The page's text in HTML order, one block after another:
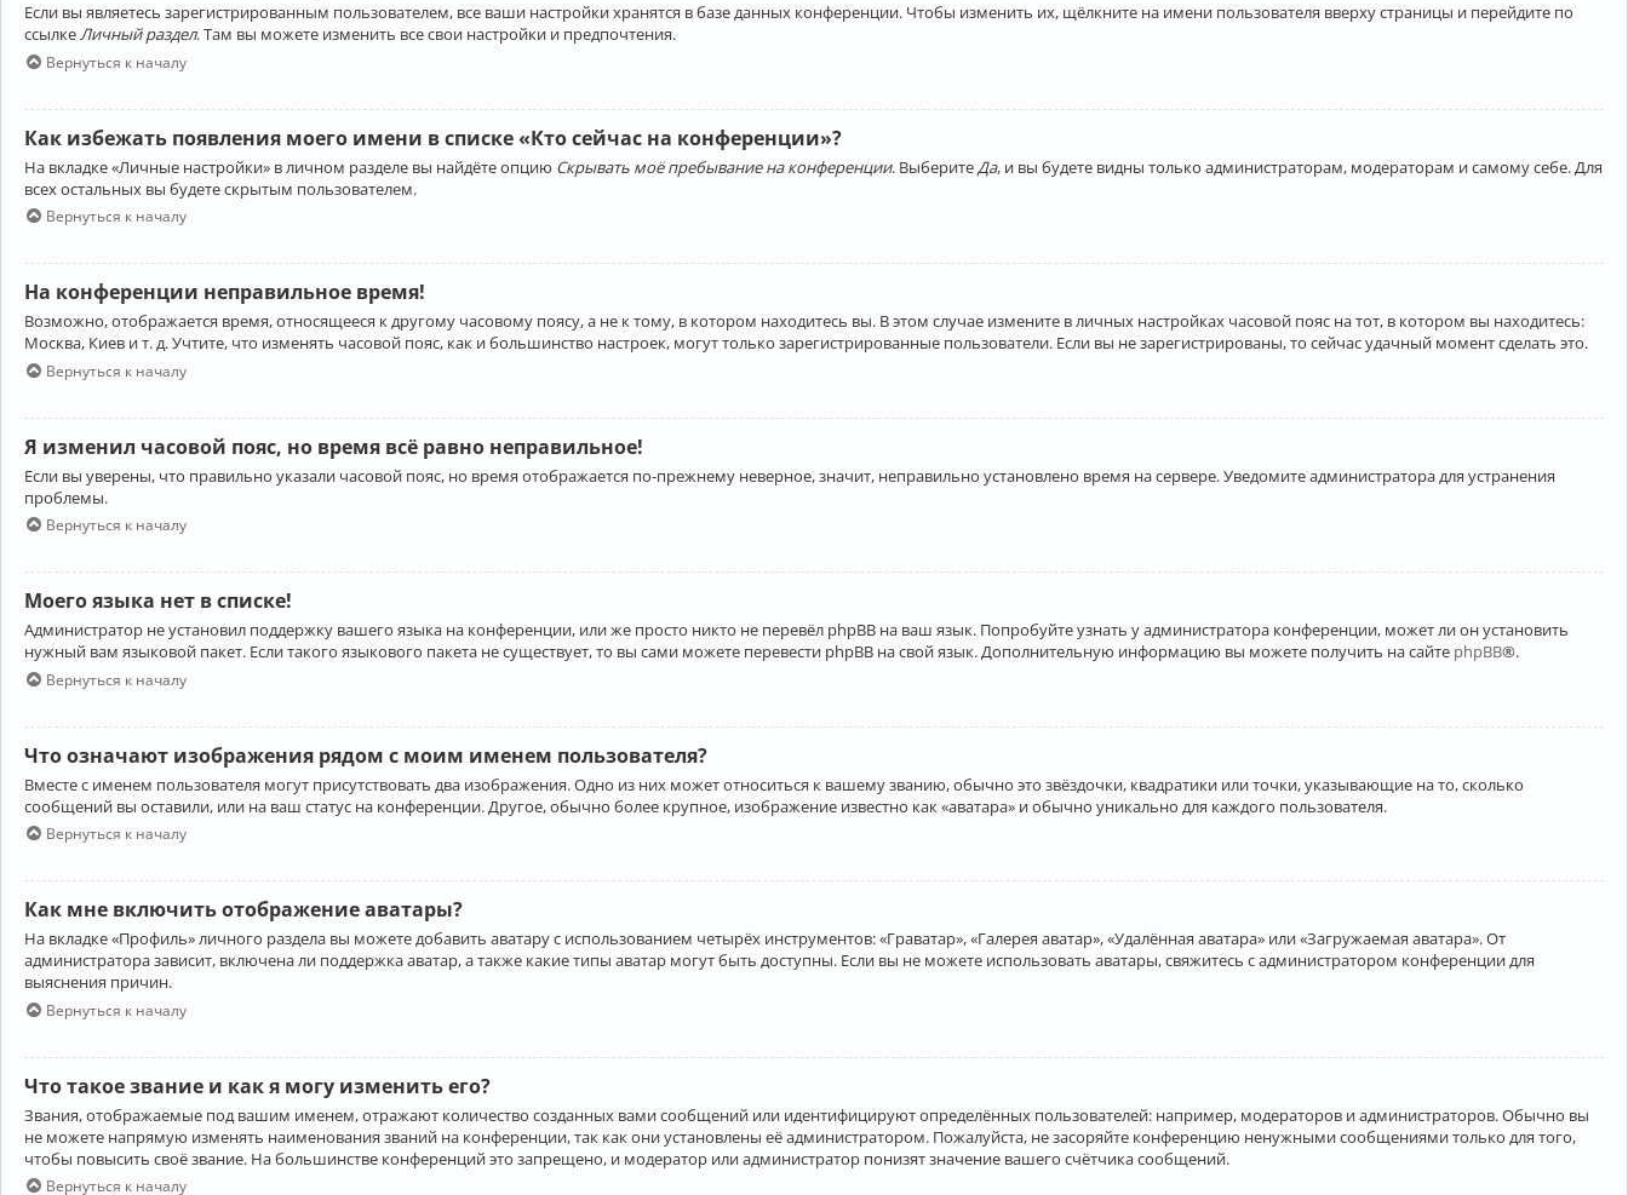
Если вы являетесь зарегистрированным пользователем, все ваши настройки хранятся в базе данных конференции. Чтобы изменить их, щёлкните на имени пользователя вверху страницы и перейдите по
ссылкеЛичный раздел. Там вы можете изменить все свои настройки и предпочтения.
Вернуться к началу
Как избежать появления моего имени в списке «Кто сейчас на конференции»?
На вкладке «Личные настройки» в личном разделе вы найдёте опцию Скрывать моё пребывание на конференции. Выберите Да, и вы будете видны только администраторам, модераторам и самому себе. Для
всех остальных вы будете скрытым пользователем.
Вернуться к началу
На конференции неправильное время!
Возможно, отображается время, относящееся к другому часовому поясу, а не к тому, в котором находитесь вы. В этом случае измените в личных настройках часовой пояс на тот, в котором вы находитесь:
Москва, Киев и т. д. Учтите, что изменять часовой пояс, как и большинство настроек, могут только зарегистрированные пользователи. Если вы не зарегистрированы, то сейчас удачный момент сделать это.
Вернуться к началу
Я изменил часовой пояс, но время всё равно неправильное!
Если вы уверены, что правильно указали часовой пояс, но время отображается по-прежнему неверное, значит, неправильно установлено время на сервере. Уведомите администратора для устранения
проблемы.
Вернуться к началу
Моего языка нет в списке!
Администратор не установил поддержку вашего языка на конференции, или же просто никто не перевёл phpBB на ваш язык. Попробуйте узнать у администратора конференции, может ли он установить
нужный вам языковой пакет. Если такого языкового пакета не существует, то вы сами можете перевести phpBB на свой язык. Дополнительную информацию вы можете получить на сайте phpBB®.
Вернуться к началу
Что означают изображения рядом с моим именем пользователя?
Вместе с именем пользователя могут присутствовать два изображения. Одно из них может относиться к вашему званию, обычно это звёздочки, квадратики или точки, указывающие на то, сколько
сообщений вы оставили, или на ваш статус на конференции. Другое, обычно более крупное, изображение известно как «аватара» и обычно уникально для каждого пользователя.
Вернуться к началу
Как мне включить отображение аватары?
На вкладке «Профиль» личного раздела вы можете добавить аватару с использованием четырёх инструментов: «Граватар», «Галерея аватар», «Удалённая аватара» или «Загружаемая аватара». От
администратора зависит, включена ли поддержка аватар, а также какие типы аватар могут быть доступны. Если вы не можете использовать аватары, свяжитесь с администратором конференции для
выяснения причин.
Вернуться к началу
Что такое звание и как я могу изменить его?
Звания, отображаемые под вашим именем, отражают количество созданных вами сообщений или идентифицируют определённых пользователей: например, модераторов и администраторов. Обычно вы
не можете напрямую изменять наименования званий на конференции, так как они установлены её администратором. Пожалуйста, не засоряйте конференцию ненужными сообщениями только для того,
чтобы повысить своё звание. На большинстве конференций это запрещено, и модератор или администратор понизят значение вашего счётчика сообщений.
Вернуться к началу